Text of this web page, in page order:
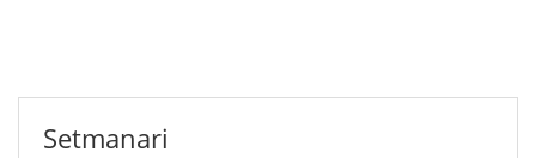
Setmanari